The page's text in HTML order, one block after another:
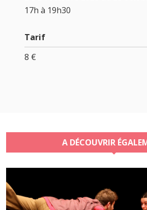
17h à 19h30
Tarif
8 €
A DÉCOUVRIR